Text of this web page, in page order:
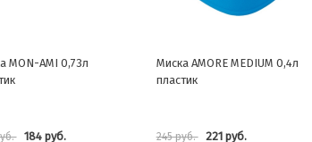
MON-AMI 0,73л
184 руб.
Миска AMORE MEDIUM 0,4л
пластик
245 руб. 221 руб.